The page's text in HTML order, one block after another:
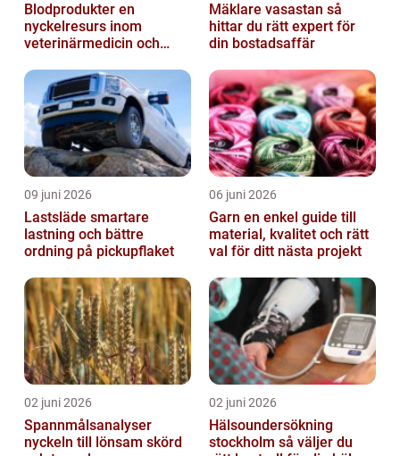
Blodprodukter en
nyckelresurs inom
veterinärmedicin och
Mäklare vasastan så
hittar du rätt expert för
din bostadsaffär
09 juni 2026
Lastsläde smartare
lastning och bättre
ordning på pickupflaket
06 juni 2026
Garn en enkel guide till
material, kvalitet och rätt
val för ditt nästa projekt
02 juni 2026
Spannmålsanalyser
nyckeln till lönsam skörd
02 juni 2026
Hälsoundersökning
stockholm så väljer du